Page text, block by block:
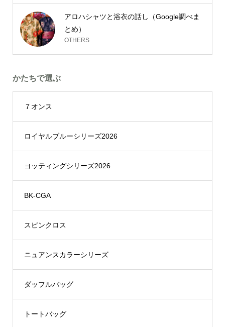
アロハシャツと浴衣の話し（Google調べま
とめ）
OTHERS
かたちで選ぶ
７オンス
ロイヤルブルーシリーズ2026
ヨッティングシリーズ2026
BK-CGA
スピンクロス
ニュアンスカラーシリーズ
ダッフルバッグ
トートバッグ